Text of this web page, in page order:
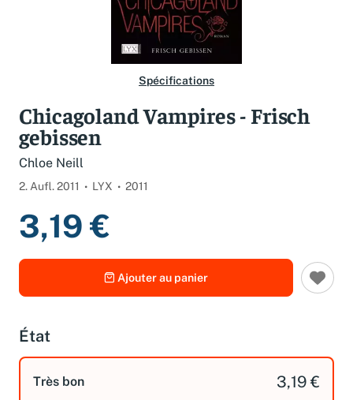
Nos engagements
Créer une alerte
Spécifications
Chicagoland Vampires - Frisch
gebissen
Chloe Neill
2. Aufl. 2011 LYX 2011
3,19 €
Ajouter au panier
État
Très bon 3,19 €